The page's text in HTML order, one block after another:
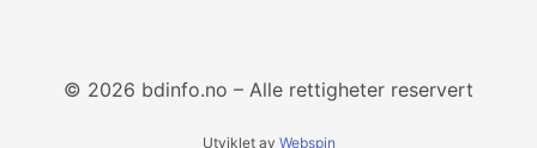
© 2026 bdinfo.no – Alle rettigheter reservert
Utviklet av Webspin